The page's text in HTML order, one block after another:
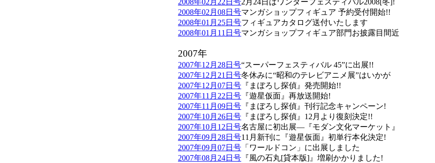
2008年02月22日号2月24日はワンダーフェスティバル2008[冬]!
2008年02月08日号マンガショップフィギュア 予約受付開始!!
2008年01月25日号フィギュアカタログ送付いたします
2008年01月11日号マンガショップフィギュア部門お披露目間近
2007年
2007年12月28日号“スーパーフェスティバル 45”に出展!!
2007年12月21日号冬休みに“昭和のテレビアニメ展”はいかが
2007年12月07日号 『まぼろし探偵』発売開始!!
2007年11月22日号 『遊星仮面』再放送開始!
2007年11月09日号 『まぼろし探偵』刊行記念キャンペーン!
2007年10月26日号 『まぼろし探偵』12月より復刻決定!!
2007年10月12日号名古屋に初出展―『モダン文化マーケット』
2007年09月28日号11月新刊に『遊星仮面』初単行本化決定!
2007年09月07日号 「ワールドコン」に出展しました
2007年08月24日号 『風の石丸[貸本版]』増刷かかりました!